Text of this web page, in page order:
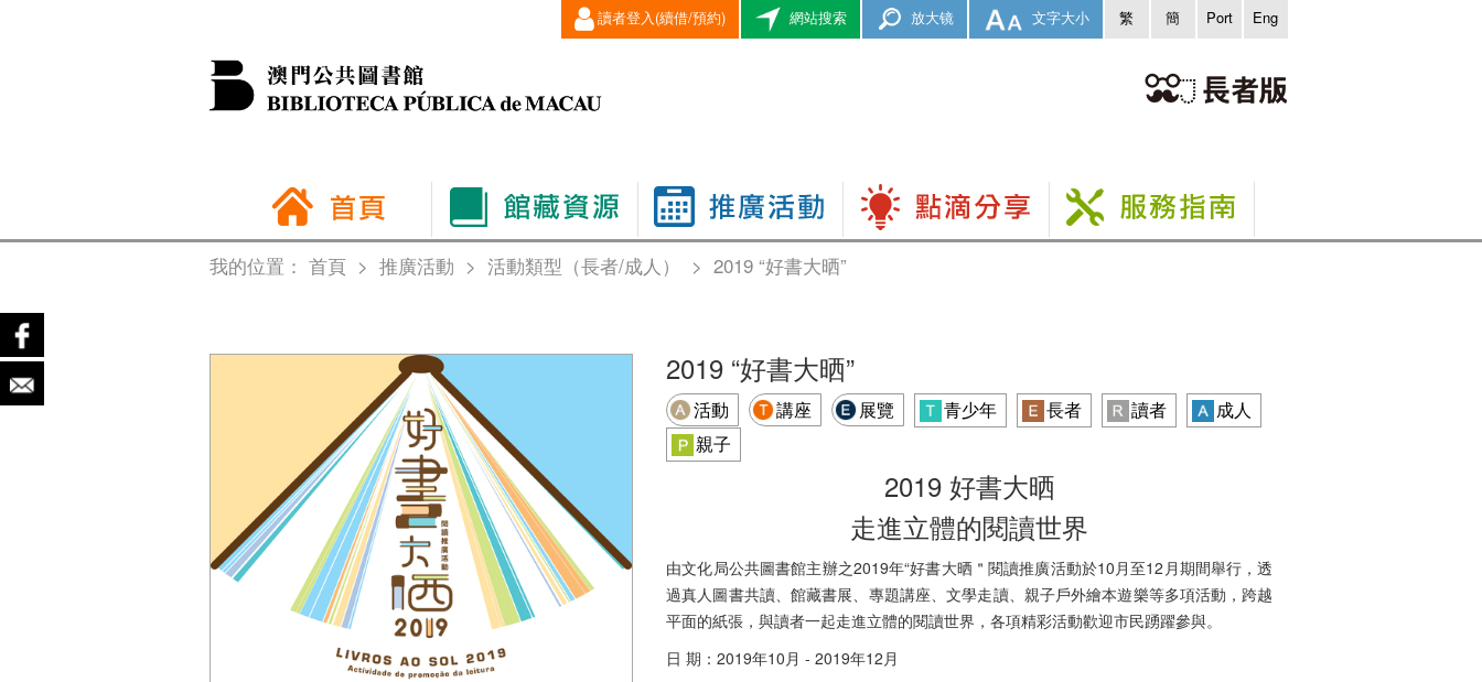
讀者登入(續借/預約) 網站搜索 放大镜 文字大小 繁 簡 Port Eng
我的位置： 首頁> 推廣活動 > 活動類型（長者/成人） > 2019 “好書大晒”
2019 “好書大晒”
活動 講座 展覽 青少年 長者 讀者
成人
親子
2019 好書大晒
走進立體的閱讀世界
由文化局公共圖書館主辦之2019年“好書大晒＂閱讀推廣活動於10月至12月期間舉行，透
過真人圖書共讀、館藏書展、專題講座、文學走讀、親子戶外繪本遊樂等多項活動，跨越
平面的紙張，與讀者一起走進立體的閱讀世界，各項精彩活動歡迎市民踴躍參與。
日 期：2019年10月 - 2019年12月